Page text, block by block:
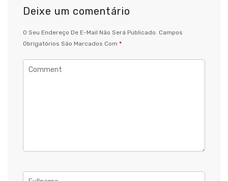
Deixe um comentário
O Seu Endereço De E-Mail Não Será Publicado. Campos
Obrigatórios São Marcados Com *